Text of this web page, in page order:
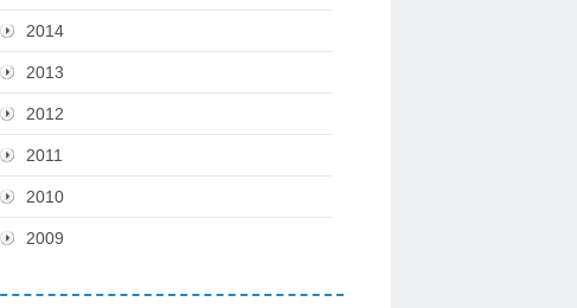
2014
2013
2012
2011
2010
2009